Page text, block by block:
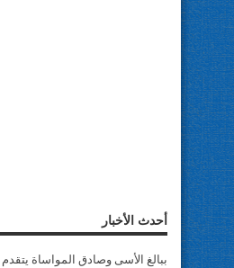
أحدث الأخبار
ببالغ الأسى وصادق المواساة